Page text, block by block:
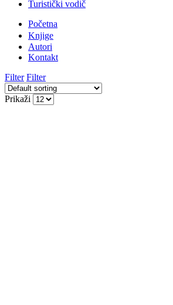
Turistički vodič
Početna
Knjige
Autori
Kontakt
Filter Filter
Prikaži